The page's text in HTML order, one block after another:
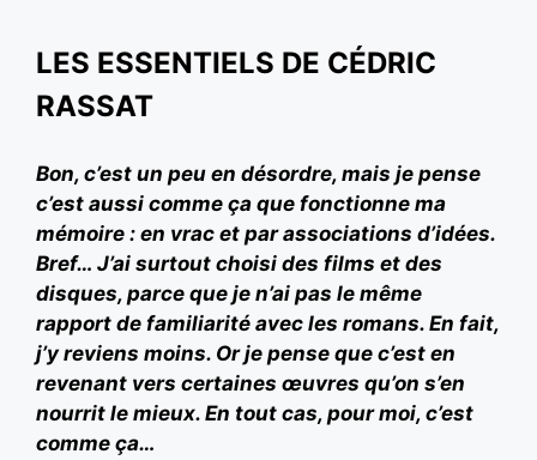
LES ESSENTIELS DE CÉDRIC
RASSAT
Bon, c’est un peu en désordre, mais je pense
c’est aussi comme ça que fonctionne ma
mémoire : en vrac et par associations d’idées.
Bref… J’ai surtout choisi des films et des
disques, parce que je n’ai pas le même
rapport de familiarité avec les romans. En fait,
j’y reviens moins. Or je pense que c’est en
revenant vers certaines œuvres qu’on s’en
nourrit le mieux. En tout cas, pour moi, c’est
comme ça…